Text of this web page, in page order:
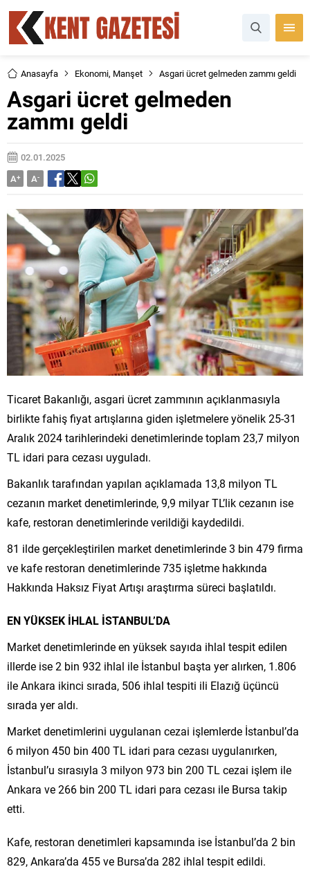
Anasayfa Ekonomi, Manşet Asgari ücret gelmeden zammı geldi
Asgari ücret gelmeden
zammı geldi
02.01.2025
A+ A-
Ticaret Bakanlığı, asgari ücret zammının açıklanmasıyla
birlikte fahiş fiyat artışlarına giden işletmelere yönelik 25-31
Aralık 2024 tarihlerindeki denetimlerinde toplam 23,7 milyon
TL idari para cezası uyguladı.
Bakanlık tarafından yapılan açıklamada 13,8 milyon TL
cezanın market denetimlerinde, 9,9 milyar TL’lik cezanın ise
kafe, restoran denetimlerinde verildiği kaydedildi.
81 ilde gerçekleştirilen market denetimlerinde 3 bin 479 firma
ve kafe restoran denetimlerinde 735 işletme hakkında
Hakkında Haksız Fiyat Artışı araştırma süreci başlatıldı.
EN YÜKSEK İHLAL İSTANBUL’DA
Market denetimlerinde en yüksek sayıda ihlal tespit edilen
illerde ise 2 bin 932 ihlal ile İstanbul başta yer alırken, 1.806
ile Ankara ikinci sırada, 506 ihlal tespiti ili Elazığ üçüncü
sırada yer aldı.
Market denetimlerini uygulanan cezai işlemlerde İstanbul’da
6 milyon 450 bin 400 TL idari para cezası uygulanırken,
İstanbul’u sırasıyla 3 milyon 973 bin 200 TL cezai işlem ile
Ankara ve 266 bin 200 TL idari para cezası ile Bursa takip
etti.
Kafe, restoran denetimleri kapsamında ise İstanbul’da 2 bin
829, Ankara’da 455 ve Bursa’da 282 ihlal tespit edildi.